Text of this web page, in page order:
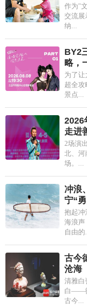
作为"
交流展
纳...
BY2
略，
为了让
超全攻
景点...
2026
走进
2场演
北、河
场。...
冲浪
宁“
抱起冲
海浪声
自由的
古今
沧海
清雅白
白——
古今...